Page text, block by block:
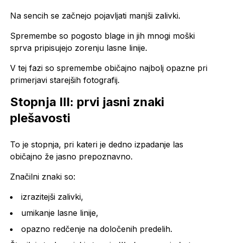
Na sencih se začnejo pojavljati manjši zalivki.
Spremembe so pogosto blage in jih mnogi moški
sprva pripisujejo zorenju lasne linije.
V tej fazi so spremembe običajno najbolj opazne pri
primerjavi starejših fotografij.
Stopnja III: prvi jasni znaki
plešavosti
To je stopnja, pri kateri je dedno izpadanje las
običajno že jasno prepoznavno.
Značilni znaki so:
izrazitejši zalivki,
umikanje lasne linije,
opazno redčenje na določenih predelih.